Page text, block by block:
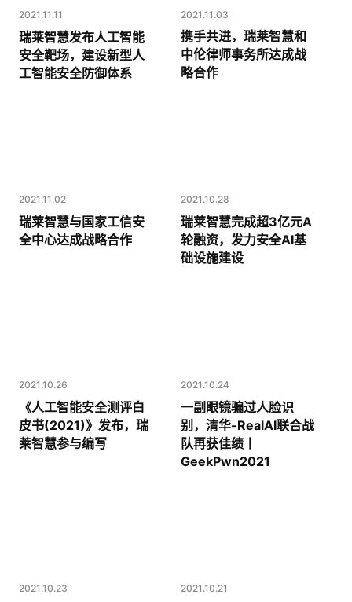
2021.11.11
瑞莱智慧发布人工智能
安全靶场，建设新型人
工智能安全防御体系
2021.11.03
携手共进，瑞莱智慧和
中伦律师事务所达成战
略合作
2021.11.02
瑞莱智慧与国家工信安
全中心达成战略合作
2021.10.28
瑞莱智慧完成超3亿元A
轮融资，发力安全AI基
础设施建设
2021.10.26
《人工智能安全测评白
皮书(2021)》发布，瑞
莱智慧参与编写
2021.10.24
一副眼镜骗过人脸识
别，清华-RealAI联合战
队再获佳绩丨
GeekPwn2021
2021.10.23 2021.10.21